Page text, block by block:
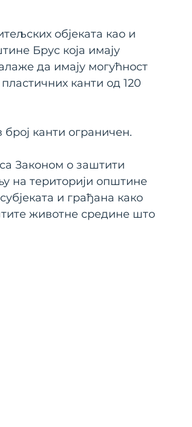
објеката као и
Брус која имају
да имају могућност
канти од 120
канти ограничен.
Законом о заштити
на територији општине
и грађана како
животне средине што